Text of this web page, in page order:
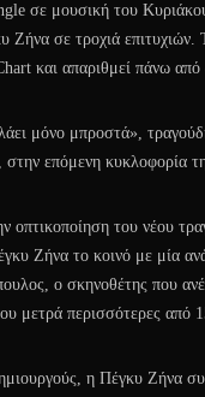
σε μουσική του
Ζήνα σε τροχιά επιτυχιών.
και απαριθμεί πάνω
μόνο μπροστά»,
στην επόμενη κυκλοφορία
οπτικοποίηση του νέου
Zήνα το κοινό με μία
ο σκηνοθέτης που
μετρά περισσότερες από
η Πέγκυ Ζήνα